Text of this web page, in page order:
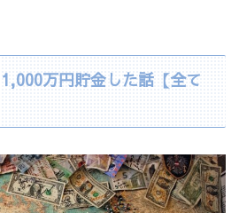
万円貯金した話【全て